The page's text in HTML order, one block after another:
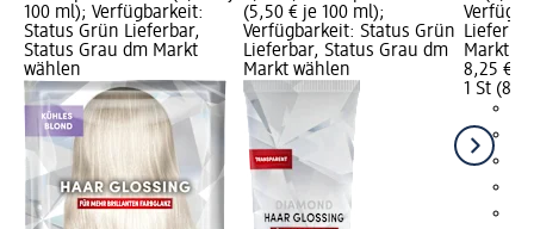
100 ml); Verfügbarkeit:
Status Grün Lieferbar,
Status Grau dm Markt
wählen
(5,50 € je 100 ml);
Verfügbarkeit: Status Grün
Lieferbar, Status Grau dm
Markt wählen
Markt
8,25 €
1 St